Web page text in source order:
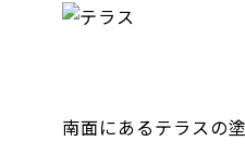
南面にあるテラスの